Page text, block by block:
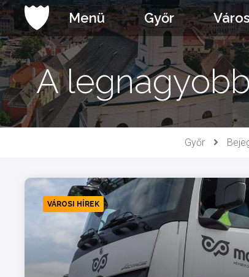
Ugrás
a
tartalomhoz
Menü Győr
A
Győr
VÁROSI HÍREK